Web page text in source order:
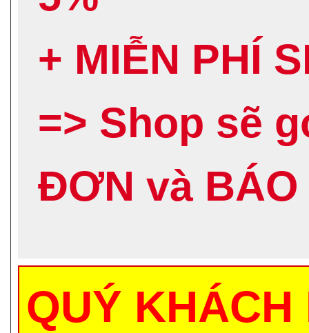
+ MIỄN PHÍ
=> Shop sẽ
ĐƠN và BÁO
QUÝ